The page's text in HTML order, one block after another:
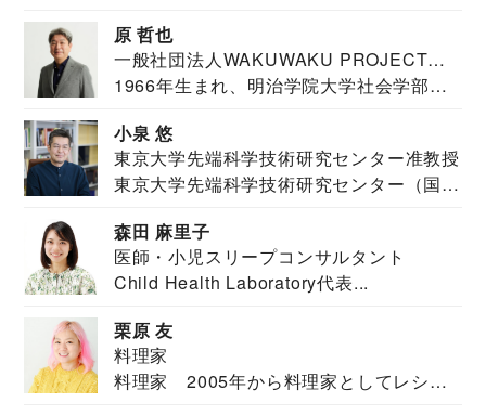
原 哲也
一般社団法人WAKUWAKU PROJECT
JAPAN代表・言語聴覚士・社会福祉士
1966年生まれ、明治学院大学社会学部福
小泉 悠
東京大学先端科学技術研究センター准教授
東京大学先端科学技術研究センター（国際
森田 麻里子
医師・小児スリープコンサルタント
Child Health Laboratory代表...
栗原 友
料理家
料理家 2005年から料理家としてレシピ